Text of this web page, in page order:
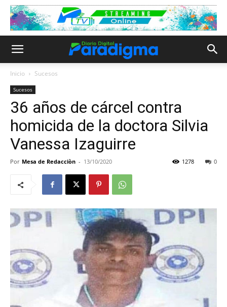
Inicio Sucesos
Sucesos
36 años de cárcel contra
homicida de la doctora Silvia
Vanessa Izaguirre
Por Mesa de Redacciòn - 13/10/2020 0
1278